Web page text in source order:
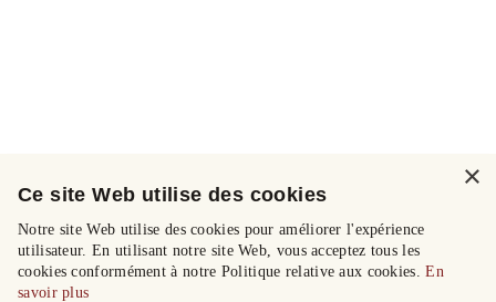
×
Ce site Web utilise des cookies
Notre site Web utilise des cookies pour améliorer l'expérience
utilisateur. En utilisant notre site Web, vous acceptez tous les
cookies conformément à notre Politique relative aux cookies.En
savoir plus